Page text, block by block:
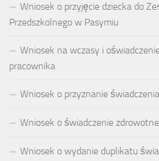
Wniosek o przyjęcie dziecka do
Przedszkolnego w Pasymiu
Wniosek na wczasy i
pracownika
Wniosek o przyznanie
Wniosek o świadczenie zdrowotne
Wniosek o wydanie duplikatu